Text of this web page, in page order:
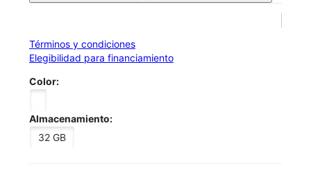
Términos y condiciones
Elegibilidad para financiamiento
Color:
Almacenamiento:
32 GB